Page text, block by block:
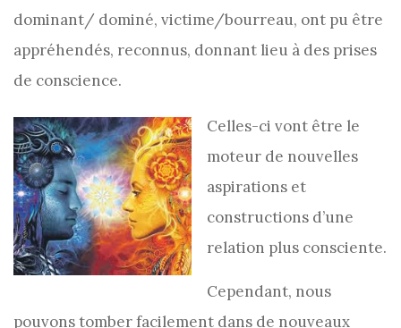
dominant/ dominé, victime/bourreau, ont pu être
appréhendés, reconnus, donnant lieu à des prises
de conscience.
Celles-ci vont être le
moteur de nouvelles
aspirations et
constructions d’une
relation plus consciente.
Cependant, nous
pouvons tomber facilement dans de nouveaux